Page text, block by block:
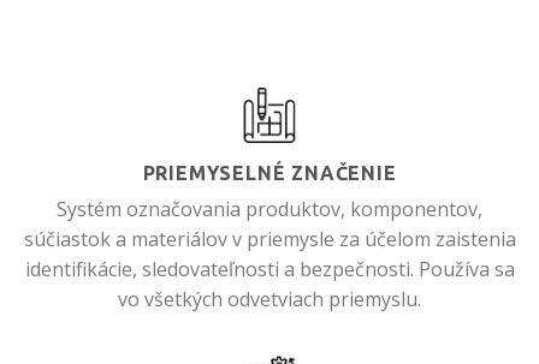
PRIEMYSELNÉ ZNAČENIE
Systém označovania produktov, komponentov,
súčiastok a materiálov v priemysle za účelom zaistenia
identifikácie, sledovateľnosti a bezpečnosti. Používa sa
vo všetkých odvetviach priemyslu.